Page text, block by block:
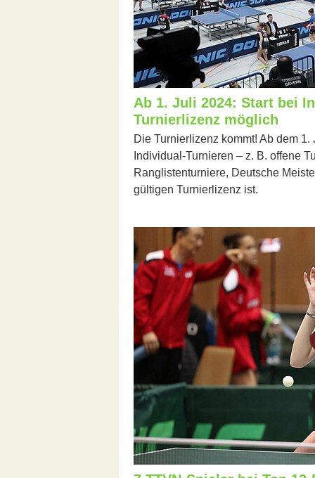
Ab 1. Juli 2024: Start bei
Turnierlizenz möglich
Die Turnierlizenz kommt! Ab dem
Individual-Turnieren – z. B. offene
Ranglistenturniere, Deutsche
gültigen Turnierlizenz ist.